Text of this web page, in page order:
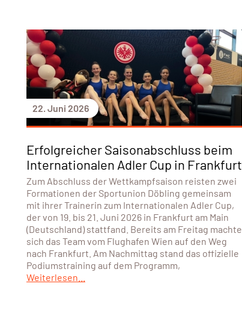
22. Juni 2026
Erfolgreicher Saisonabschluss beim
Internationalen Adler Cup in Frankfurt
Zum Abschluss der Wettkampfsaison reisten zwei
Formationen der Sportunion Döbling gemeinsam
mit ihrer Trainerin zum Internationalen Adler Cup,
der von 19. bis 21. Juni 2026 in Frankfurt am Main
(Deutschland) stattfand. Bereits am Freitag machte
sich das Team vom Flughafen Wien auf den Weg
nach Frankfurt. Am Nachmittag stand das offizielle
Podiumstraining auf dem Programm,
Weiterlesen...